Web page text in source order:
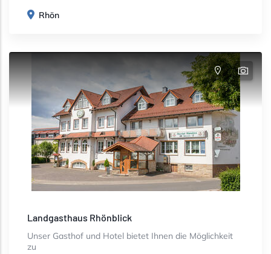
Rhön
Landgasthaus Rhönblick
Unser Gasthof und Hotel bietet Ihnen die Möglichkeit
zu